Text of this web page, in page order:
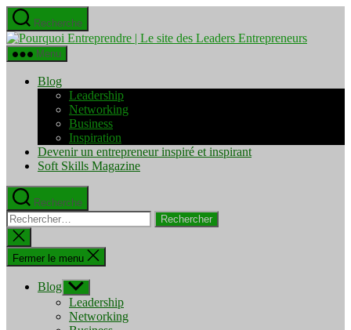
Aller
au
contenu
Recherche
Pourquoi
Menu
Blog
Leadership
Networking
Business
Inspiration
Devenir un entrepreneur inspiré et inspirant
Soft Skills Magazine
Recherche
Rechercher :
Fermer
la
recherche
Fermer le menu
Blog Afficher
le
sous-
menu
Leadership
Networking